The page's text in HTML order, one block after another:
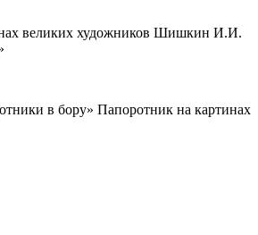
великих художников Шишкин И.И.
в бору» Папоротник на картинах